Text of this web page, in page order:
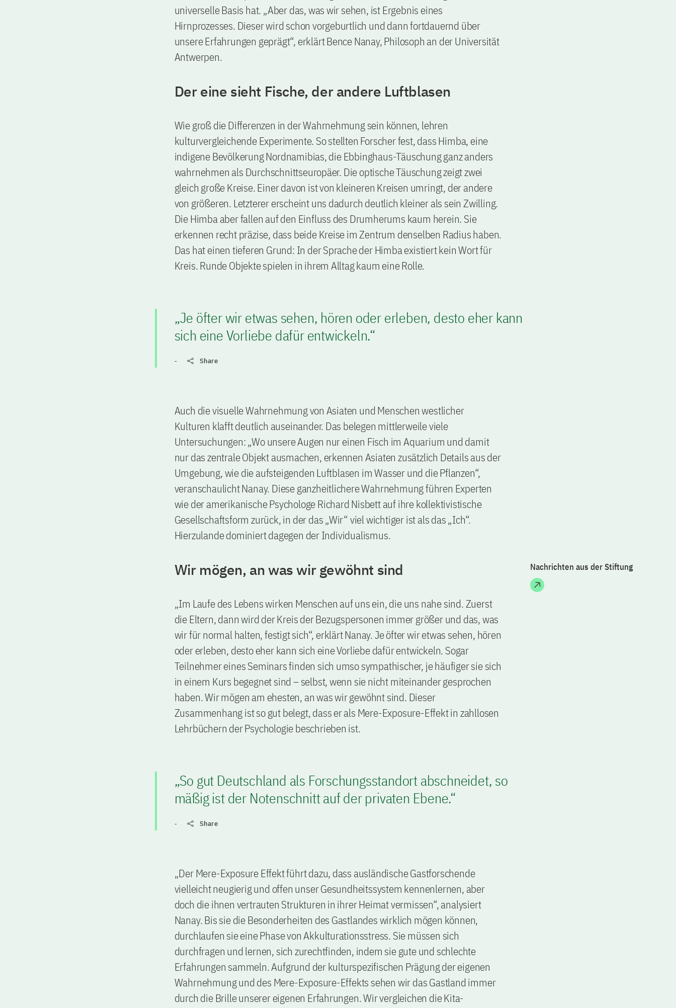
universelle Basis hat. „Aber das, was wir sehen, ist Ergebnis eines
Hirnprozesses. Dieser wird schon vorgeburtlich und dann fortdauernd über
unsere Erfahrungen geprägt“, erklärt Bence Nanay, Philosoph an der Universität
Antwerpen.
Der eine sieht Fische, der andere Luftblasen
Wie groß die Differenzen in der Wahrnehmung sein können, lehren
kulturvergleichende Experimente. So stellten Forscher fest, dass Himba, eine
indigene Bevölkerung Nordnamibias, die Ebbinghaus-Täuschung ganz anders
wahrnehmen als Durchschnittseuropäer. Die optische Täuschung zeigt zwei
gleich große Kreise. Einer davon ist von kleineren Kreisen umringt, der andere
von größeren. Letzterer erscheint uns dadurch deutlich kleiner als sein Zwilling.
Die Himba aber fallen auf den Einfluss des Drumherums kaum herein. Sie
erkennen recht präzise, dass beide Kreise im Zentrum denselben Radius haben.
Das hat einen tieferen Grund: In der Sprache der Himba existiert kein Wort für
Kreis. Runde Objekte spielen in ihrem Alltag kaum eine Rolle.
„Je öfter wir etwas sehen, hören oder erleben, desto eher kann
sich eine Vorliebe dafür entwickeln.“
- Share
Auch die visuelle Wahrnehmung von Asiaten und Menschen westlicher
Kulturen klafft deutlich auseinander. Das belegen mittlerweile viele
Untersuchungen: „Wo unsere Augen nur einen Fisch im Aquarium und damit
nur das zentrale Objekt ausmachen, erkennen Asiaten zusätzlich Details aus der
Umgebung, wie die aufsteigenden Luftblasen im Wasser und die Pflanzen“,
veranschaulicht Nanay. Diese ganzheitlichere Wahrnehmung führen Experten
wie der amerikanische Psychologe Richard Nisbett auf ihre kollektivistische
Gesellschaftsform zurück, in der das „Wir“ viel wichtiger ist als das „Ich“.
Hierzulande dominiert dagegen der Individualismus.
Nachrichten aus der Stiftung
Wir mögen, an was wir gewöhnt sind
„Im Laufe des Lebens wirken Menschen auf uns ein, die uns nahe sind. Zuerst
die Eltern, dann wird der Kreis der Bezugspersonen immer größer und das, was
wir für normal halten, festigt sich“, erklärt Nanay. Je öfter wir etwas sehen, hören
oder erleben, desto eher kann sich eine Vorliebe dafür entwickeln. Sogar
Teilnehmer eines Seminars finden sich umso sympathischer, je häufiger sie sich
in einem Kurs begegnet sind – selbst, wenn sie nicht miteinander gesprochen
haben. Wir mögen am ehesten, an was wir gewöhnt sind. Dieser
Zusammenhang ist so gut belegt, dass er als Mere-Exposure-Effekt in zahllosen
Lehrbüchern der Psychologie beschrieben ist.
„So gut Deutschland als Forschungsstandort abschneidet, so
mäßig ist der Notenschnitt auf der privaten Ebene.“
- Share
„Der Mere-Exposure Effekt führt dazu, dass ausländische Gastforschende
vielleicht neugierig und offen unser Gesundheitssystem kennenlernen, aber
doch die ihnen vertrauten Strukturen in ihrer Heimat vermissen“, analysiert
Nanay. Bis sie die Besonderheiten des Gastlandes wirklich mögen können,
durchlaufen sie eine Phase von Akkulturationsstress. Sie müssen sich
durchfragen und lernen, sich zurechtfinden, indem sie gute und schlechte
Erfahrungen sammeln. Aufgrund der kulturspezifischen Prägung der eigenen
Wahrnehmung und des Mere-Exposure-Effekts sehen wir das Gastland immer
durch die Brille unserer eigenen Erfahrungen. Wir vergleichen die Kita-